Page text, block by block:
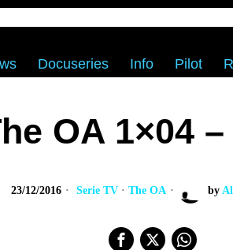
Docuseries Info Pilot
OA 1×04
23/12/2016 Serie TV · The OA by